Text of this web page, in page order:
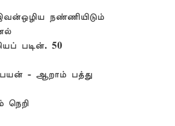
நண்ணியிடும்
படின். 50
- ஆறாம் பத்து
நெறி